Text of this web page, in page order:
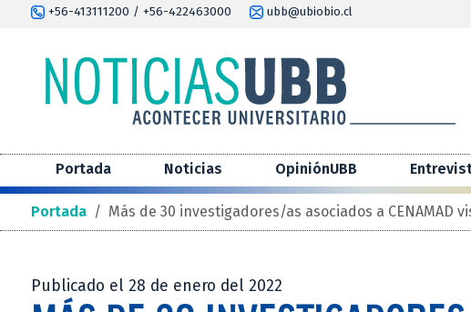
+56-413111200 / +56-422463000 ubb@ubiobio.cl
Portada Noticias OpiniónUBB
Portada / Más de 30 investigadores/as asociados a CENAMAD
Publicado el 28 de enero del 2022